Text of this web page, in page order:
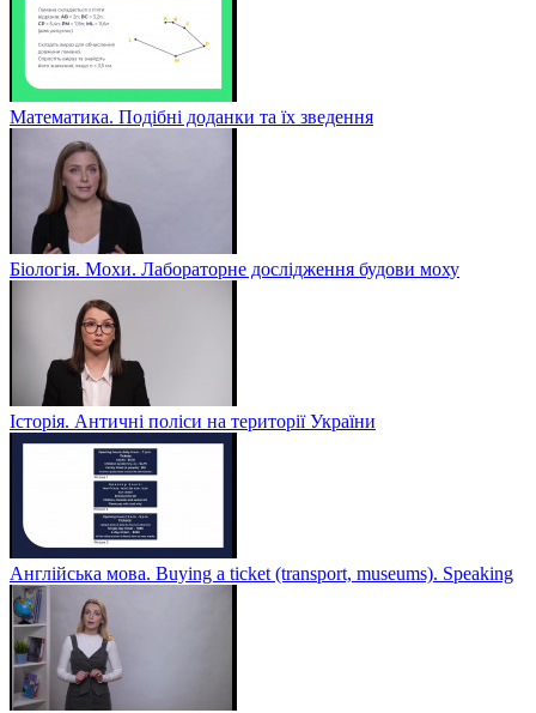
Математика. Подібні доданки та їх зведення
Біологія. Мохи. Лабораторне дослідження будови моху
Історія. Античні поліси на території України
Англійська мова. Buying a ticket (transport, museums). Speaking